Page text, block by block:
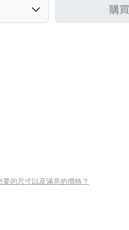
購買
要的尺寸以及滿意的價格？